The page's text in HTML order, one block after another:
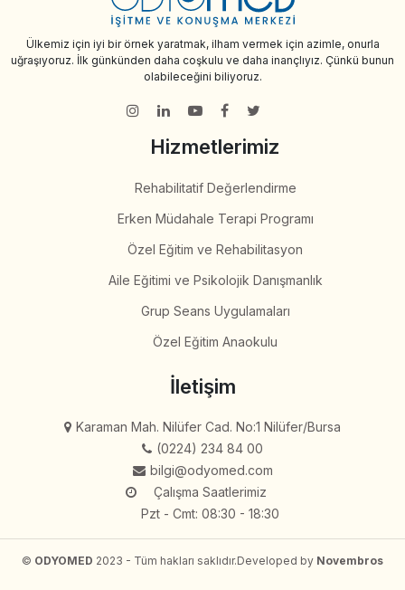
Ülkemiz için iyi bir örnek yaratmak, ilham vermek için azimle, onurla
uğraşıyoruz. İlk günkünden daha coşkulu ve daha inançlıyız. Çünkü bunun
olabileceğini biliyoruz.
Hizmetlerimiz
Rehabilitatif Değerlendirme
Erken Müdahale Terapi Programı
Özel Eğitim ve Rehabilitasyon
Aile Eğitimi ve Psikolojik Danışmanlık
Grup Seans Uygulamaları
Özel Eğitim Anaokulu
İletişim
Karaman Mah. Nilüfer Cad. No:1 Nilüfer/Bursa
(0224) 234 84 00
bilgi@odyomed.com
Çalışma Saatlerimiz
Pzt - Cmt: 08:30 - 18:30
© ODYOMED 2023 - Tüm hakları saklıdır.Developed by Novembros